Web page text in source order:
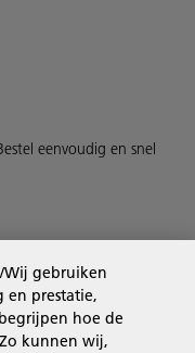
eenvoudig en snel
Wij gebruiken
en prestatie,
hoe de
kunnen wij,